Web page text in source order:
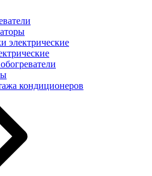
электрические
кондиционеров